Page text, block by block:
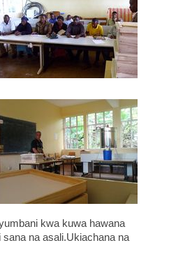
kwa kuwa hawana
na asali.Ukiachana na